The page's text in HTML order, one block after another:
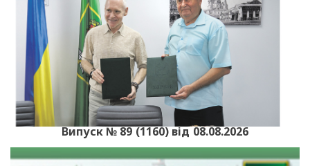
Випуск № 89 (1160) від 08.08.2026